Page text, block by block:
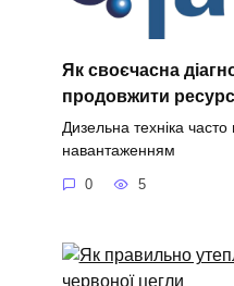
Як своєчасна
продовжити
Дизельна техніка
навантаженням
0 5